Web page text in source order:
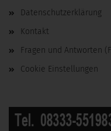
Datenschutzerklärung
Kontakt
Fragen und Antworten
Cookie Einstellungen